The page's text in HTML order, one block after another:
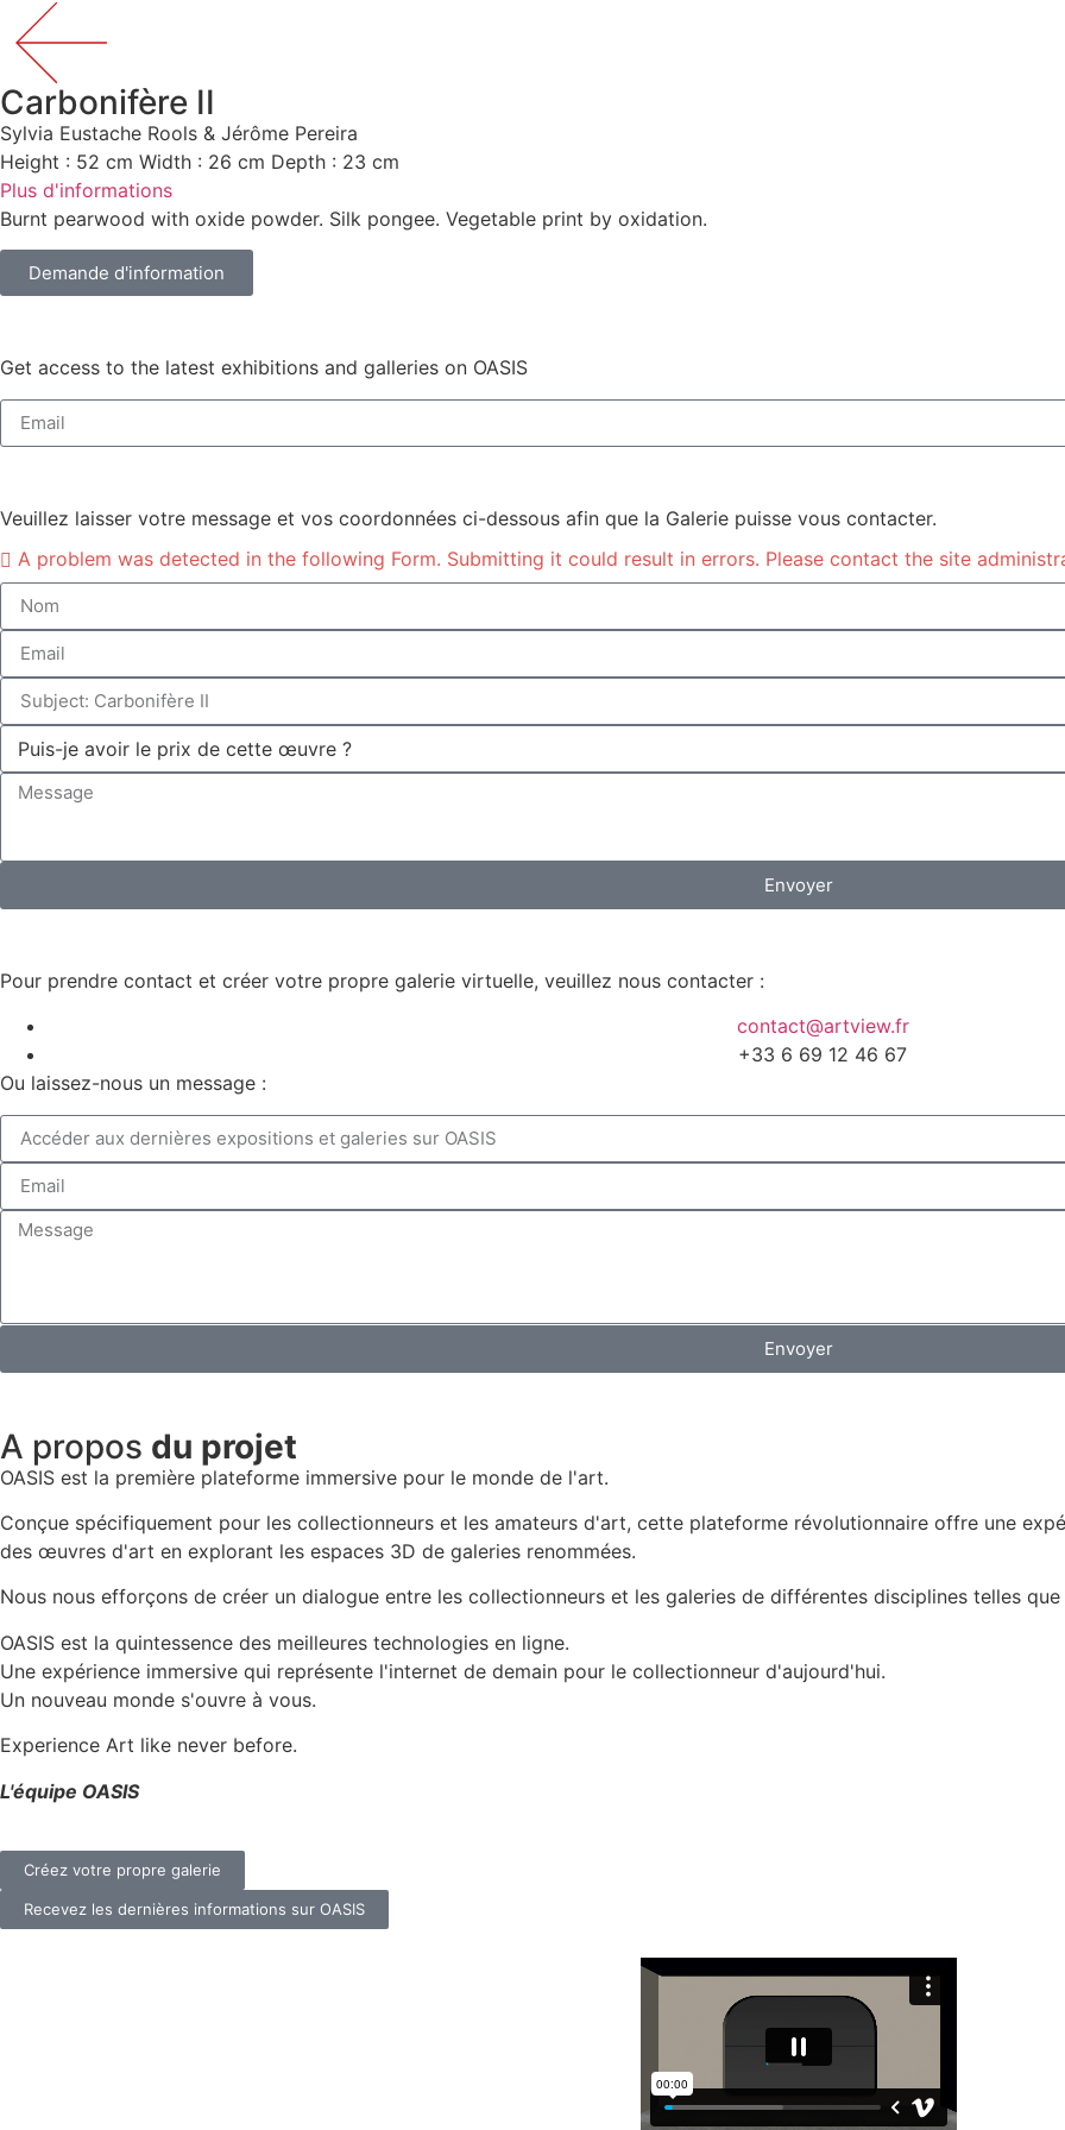
Carbonifère II
Sylvia Eustache Rools & Jérôme Pereira
Height : 52 cm Width : 26 cm Depth : 23 cm
Plus d'informations
Burnt pearwood with oxide powder. Silk pongee. Vegetable print by oxidation.
Demande d'information
Get access to the latest exhibitions and galleries on OASIS
Veuillez laisser votre message et vos coordonnées ci-dessous afin que la Galerie puisse vous contacter.
A problem was detected in the following Form. Submitting it could result in errors. Please contact the site
Envoyer
Pour prendre contact et créer votre propre galerie virtuelle, veuillez nous contacter :
contact@artview.fr
+33 6 69 12 46 67
Ou laissez-nous un message :
Envoyer
A propos du projet
OASIS est la première plateforme immersive pour le monde de l'art.
Conçue spécifiquement pour les collectionneurs et les amateurs d'art, cette plateforme révolutionnaire offre une
des œuvres d'art en explorant les espaces 3D de galeries renommées.
Nous nous efforçons de créer un dialogue entre les collectionneurs et les galeries de différentes disciplines telles
OASIS est la quintessence des meilleures technologies en ligne.
Une expérience immersive qui représente l'internet de demain pour le collectionneur d'aujourd'hui.
Un nouveau monde s'ouvre à vous.
Experience Art like never before.
L'équipe OASIS
Créez votre propre galerie
Recevez les dernières informations sur OASIS